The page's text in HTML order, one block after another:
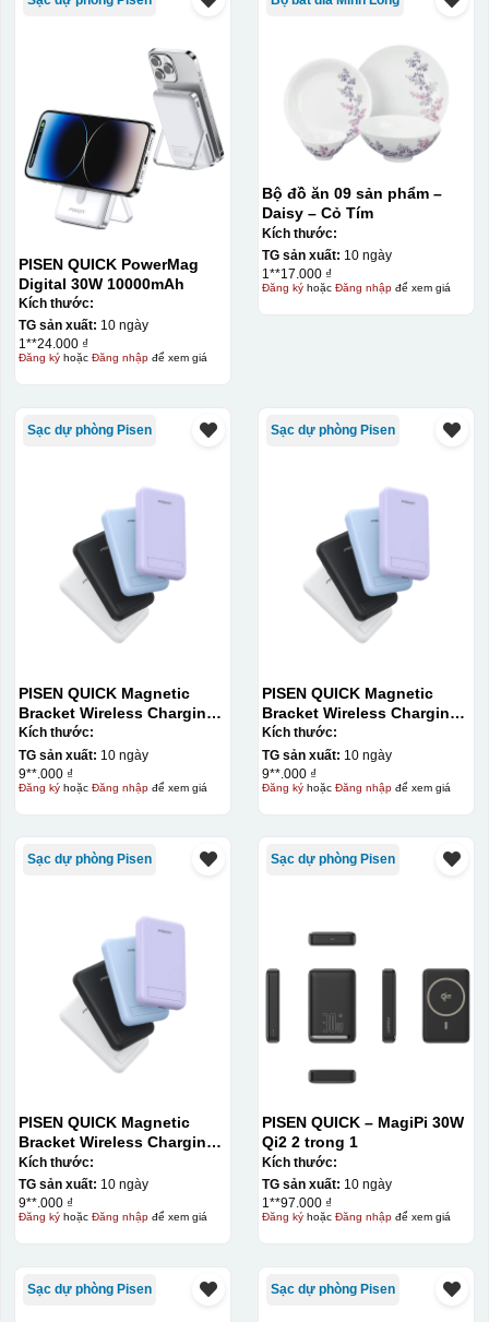
In logo decan ACD 1 mặt
In logo decan AC 2 mặt
In logo decan AC 1 mặt
PISEN QUICK PowerMag
Digital 30W 10000mAh
Kích thước:
TG sản xuất: 10 ngày
1**24.000 ₫
Đăng kýhoặc Đăng nhậpđể xem giá
Bộ đồ ăn 09 sản phẩm –
Daisy – Cỏ Tím
Kích thước:
TG sản xuất: 10 ngày
1**17.000 ₫
Đăng kýhoặc Đăng nhậpđể xem giá
Sạc dự phòng Pisen
PISEN QUICK Magnetic
Bracket Wireless Charging
Power Bank PD296C-1
10000 (20W) (LS-
DY240/Purple) Carton – CN
Kích thước:
TG sản xuất: 10 ngày
9**.000 ₫
Đăng kýhoặc Đăng nhậpđể xem giá
Sạc dự phòng Pisen
PISEN QUICK Magnetic
Bracket Wireless Charging
Power Bank PD296C-1
10000 (20W) (LS-
DY240/Purple) Carton – CN
Kích thước:
TG sản xuất: 10 ngày
9**.000 ₫
Đăng kýhoặc Đăng nhậpđể xem giá
Sạc dự phòng Pisen
PISEN QUICK Magnetic
Bracket Wireless Charging
Power Bank PD296C-1
10000 (20W) (LS-
DY240/Purple) Carton – CN
Kích thước:
TG sản xuất: 10 ngày
9**.000 ₫
Đăng kýhoặc Đăng nhậpđể xem giá
Sạc dự phòng Pisen
PISEN QUICK – MagiPi 30W
Qi2 2 trong 1
Kích thước:
TG sản xuất: 10 ngày
1**97.000 ₫
Đăng kýhoặc Đăng nhậpđể xem giá
Sạc dự phòng Pisen Sạc dự phòng Pisen